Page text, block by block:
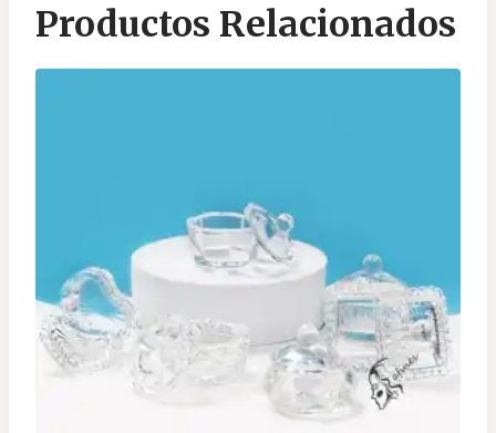
Productos Relacionados